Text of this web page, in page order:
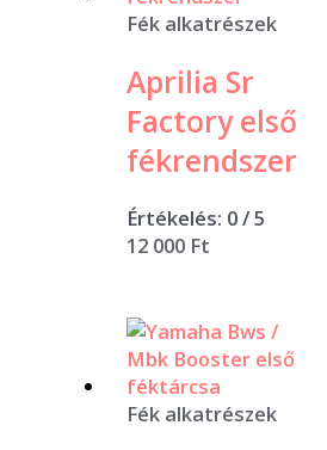
Fék alkatrészek
Aprilia Sr
Factory első
fékrendszer
Értékelés: 0/ 5
12 000 Ft
Fék alkatrészek